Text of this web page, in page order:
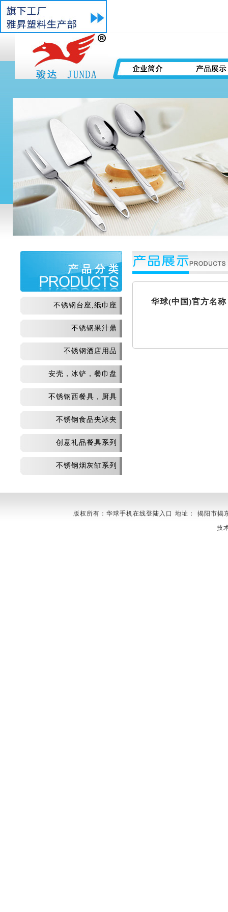
不锈钢台座,纸巾座
不锈钢果汁鼎
不锈钢酒店用品
安壳，冰铲，餐巾盘
不锈钢西餐具，厨具
不锈钢食品夹冰夹
创意礼品餐具系列
不锈钢烟灰缸系列
华球(中国)官方
版权所有：华球手机在线登陆入口 地址： 揭阳市
技